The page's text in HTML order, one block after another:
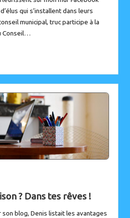
qui s’installent dans leurs
municipal, truc participe à la
Conseil…
? Dans tes rêves !
son blog, Denis listait les avantages